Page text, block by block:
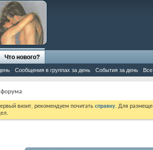
Что нового?
Сообщения в группах за день События за день
визит, рекомендуем почитать справку. Для